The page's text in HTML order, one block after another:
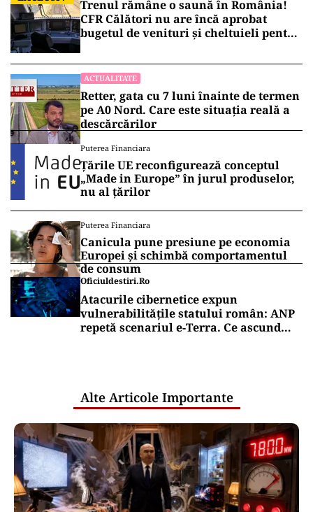
Trenul rămâne o saună în România!
CFR Călători nu are încă aprobat
bugetul de venituri și cheltuieli pentru
ACTUALITATE
Retter, gata cu 7 luni înainte de termen
pe A0 Nord. Care este situația reală a
descărcărilor
Puterea Financiara
Țările UE reconfigurează conceptul
„Made in Europe” în jurul produselor,
nu al țărilor
Puterea Financiara
Canicula pune presiune pe economia
Europei și schimbă comportamentul
de consum
Oficiuldestiri.ro
Atacurile cibernetice expun
vulnerabilitățile statului român: ANP
repetă scenariul e‑Terra. Ce ascund
Alte Articole Importante